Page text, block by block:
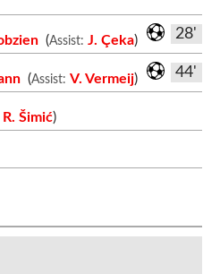
28'
(Assist: J. Çeka)
44'
(Assist: V. Vermeij)
R. Šimić)